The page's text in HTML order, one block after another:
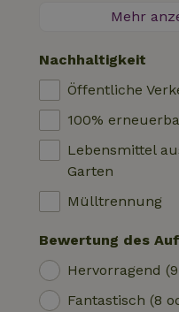
Autoladestation
Wohnmobil
Hütte
Safari-Zelt
Jurte
Boot
Baumhaus
Wikkelhaus
Auf einer Insel
Mehr
Nachhaltigkeit
Öffentliche
100%
Lebensmittel
Garten
Mülltrennung
Bewertung des
Hervorragend
Fantastisch (8